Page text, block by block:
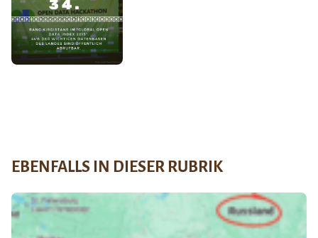
EBENFALLS IN DIESER RUBRIK